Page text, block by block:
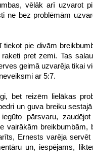
vēlāk arī uzvarot
ne bez problēmām
pie divām
pret zemi. Tas
geimā uzvarēja tikai
ar 5:7.
bet reizēm lielākas
un guva breiku
pārsvaru,
vairākām breikbumbām,
Ernests varēja servēt
un, iespējams,